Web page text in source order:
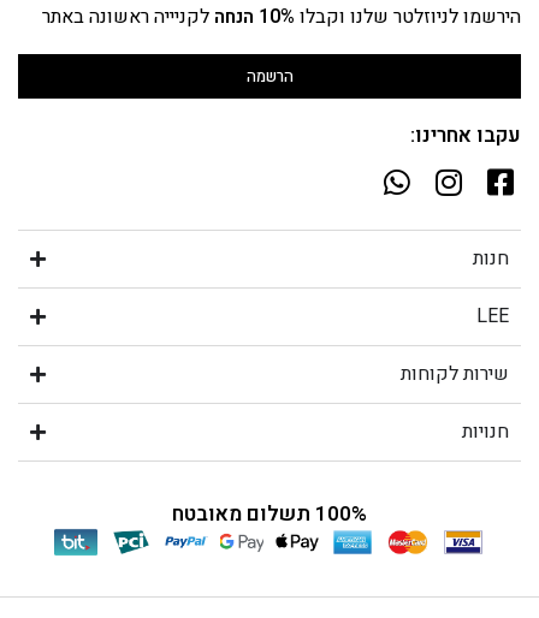
הירשמו לניוזלטר שלנו וקבלו 10% הנחה לקניייה ראשונה באתר
הרשמה
עקבו אחרינו:
חנות
LEE
שירות לקוחות
חנויות
100% תשלום מאובטח